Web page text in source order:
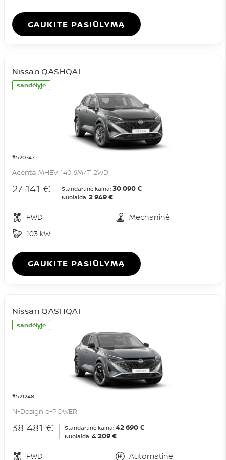
GAUKITE PASIŪLYMĄ
sandėlyje
#520747
Nissan QASHQAI
Acenta MHEV 140 6M/T 2WD
27 141 € Standartinė kaina: 30 090 €
Nuolaida: 2 949 €
FWD
Mechaninė
103 kW
GAUKITE PASIŪLYMĄ
sandėlyje
#521248
Nissan QASHQAI
N-Design e-POWER
38 481 € Standartinė kaina: 42 690 €
Nuolaida: 4 209 €
FWD
Automatinė